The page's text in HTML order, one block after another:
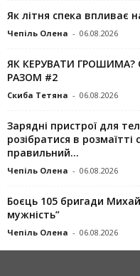
Як літня спека впливає
Чепіль Олена - 06.08.2026
ЯК КЕРУВАТИ ГРОШИМА?
РАЗОМ #2
Скиба Тетяна - 06.08.2026
Зарядні пристрої для
розібратися в розмаїтті
правильний...
Чепіль Олена - 06.08.2026
Боєць 105 бригади
мужність”
Чепіль Олена - 06.08.2026